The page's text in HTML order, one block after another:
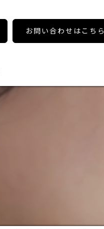
お問い合わせはこちら